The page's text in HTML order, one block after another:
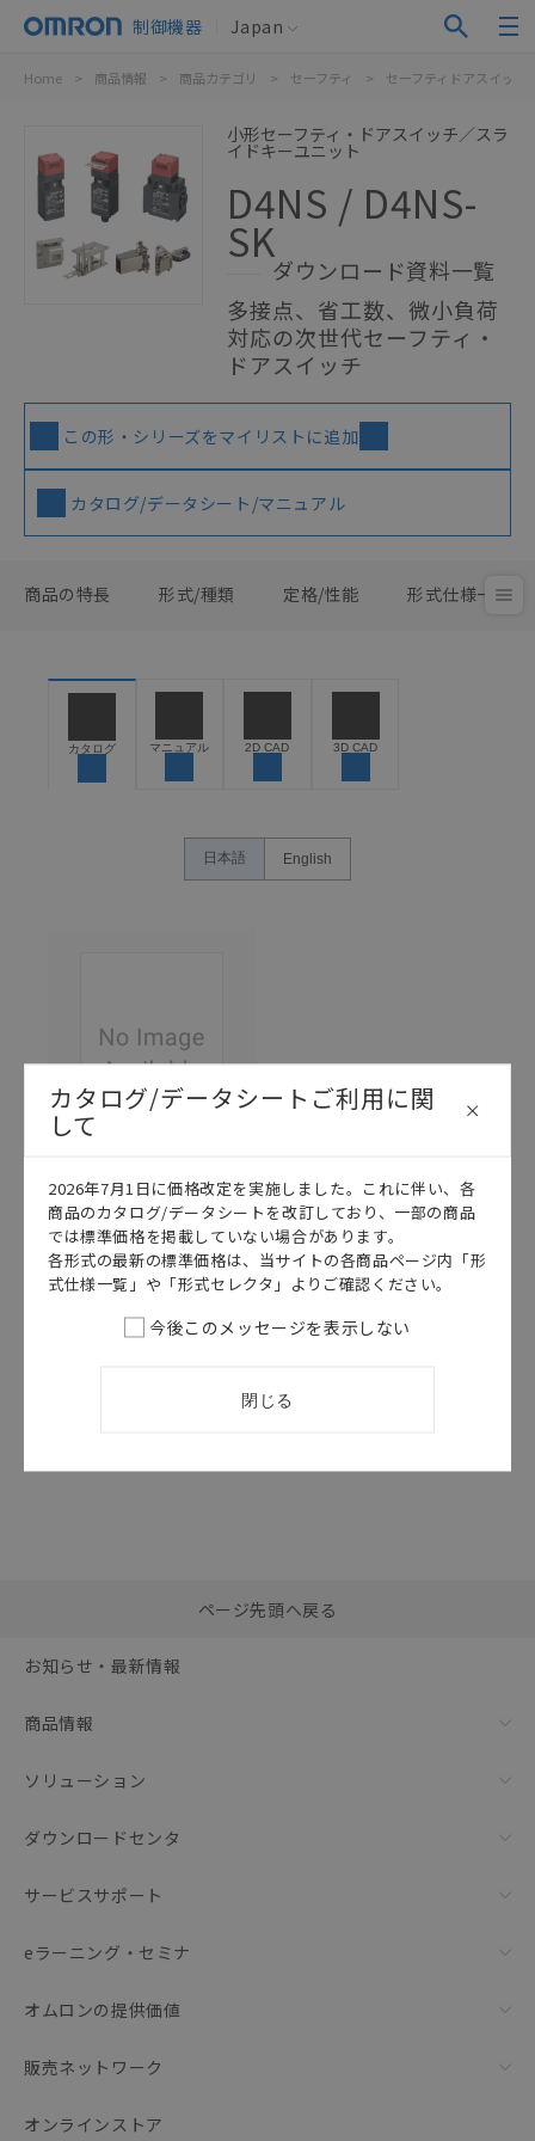
制御機器 Japan
Home > 商品情報 > 商品カテゴリ > セーフティ > セーフティドアスイッチ
小形セーフティ・ドアスイッチ／スラ
イドキーユニット
D4NS / D4NS-
SK
ダウンロード資料一覧
多接点、省工数、微小負荷
対応の次世代セーフティ・
ドアスイッチ
この形・シリーズをマイリストに追加
カタログ/データシート/マニュアル
商品の特長 形式/種類 定格/性能 形式仕様一覧
カタログ マニュアル 2D CAD 3D CAD
日本語 English
カタログ 日本語
SGFM-056M
D4NS/D4NS-
SK データシー
括ダウンロード
ページ先頭へ戻る
お知らせ・最新情報
商品情報
ソリューション
ダウンロードセンタ
サービスサポート
eラーニング・セミナ
オムロンの提供価値
販売ネットワーク
オンラインストア
カタログ/データシートご利用に関
して
2026年7月1日に価格改定を実施しました。これに伴い、各
商品のカタログ/データシートを改訂しており、一部の商品
では標準価格を掲載していない場合があります。
各形式の最新の標準価格は、当サイトの各商品ページ内「形
式仕様一覧」や「形式セレクタ」よりご確認ください。
今後このメッセージを表示しない
閉じる